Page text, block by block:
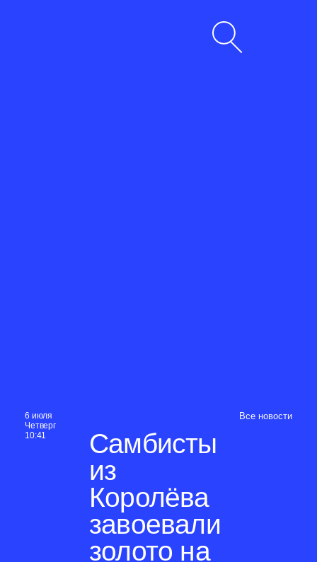
6 июля
Четверг
10:41
Все новости
Самбисты
из
Королёва
завоевали
золото на